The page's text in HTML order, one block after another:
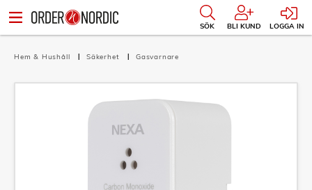
SÖK BLI KUND LOGGA IN
Hem & Hushåll Säkerhet Gasvarnare